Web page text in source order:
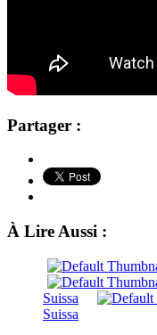
Partager :
À Lire Aussi :
Suissa
Suissa